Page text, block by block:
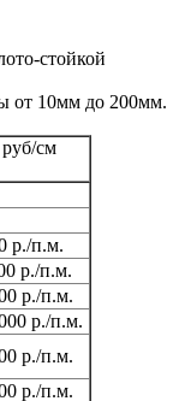
стойкой
от 10мм до 200мм.
см
р./п.м.
р./п.м.
р./п.м.
р./п.м.
р./п.м.
р./п.м.